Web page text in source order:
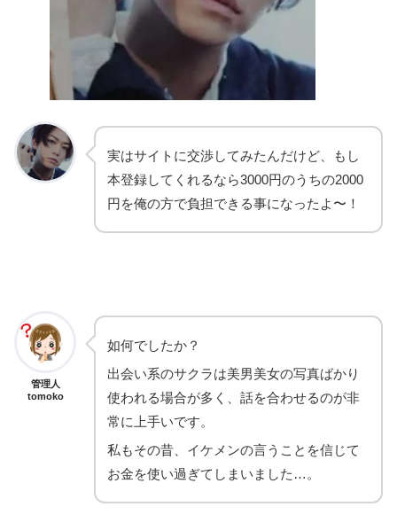
実はサイトに交渉してみたんだけど、もし
本登録してくれるなら3000円のうちの2000
円を俺の方で負担できる事になったよ〜！
管理人
tomoko
如何でしたか？
出会い系のサクラは美男美女の写真ばかり
使われる場合が多く、話を合わせるのが非
常に上手いです。
私もその昔、イケメンの言うことを信じて
お金を使い過ぎてしまいました…。